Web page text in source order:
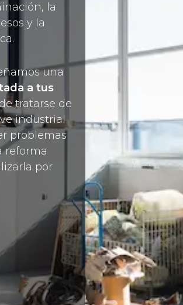
la
y la
una
a tus
tratarse de
industrial
problemas
reforma
por